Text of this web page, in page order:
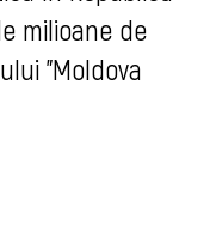
milioane de
"Moldova